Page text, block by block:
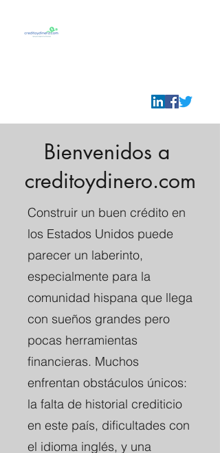
Bienvenidos a
creditoydinero.com
Construir un buen crédito en
los Estados Unidos puede
parecer un laberinto,
especialmente para la
comunidad hispana que llega
con sueños grandes pero
pocas herramientas
financieras. Muchos
enfrentan obstáculos únicos:
la falta de historial crediticio
en este país, dificultades con
el idioma inglés, y una